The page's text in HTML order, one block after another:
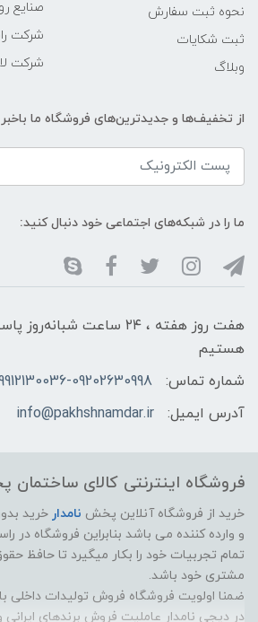
نحوه ثبت سفارش
ثبت شکایات
وبلاگ
صنایع
شرکت
شرکت
از تخفیف‌ها و جدیدترین‌های فروشگاه ما
ما را در شبکه‌های اجتماعی خود دنبال کنید:
هفت روز هفته ، ۲۴ ساعت
هستیم
شماره تماس:
09202630998
آدرس ایمیل:
info@pakhshnamdar.ir
فروشگاه اینترنتی کالای ساختمان
خرید از فروشگاه آنلاین پخش نامدار خرید
و وارده کننده می باشد بنابراین فروشگاه در
تمام تجربیات خود را بکار میگیرد تا حافظ
مشتری خود باشد.
ضمنا اولویت فروشگاه فروش تولیدات داخلی
در دیجی نامدار عاملیت فروش برندهای